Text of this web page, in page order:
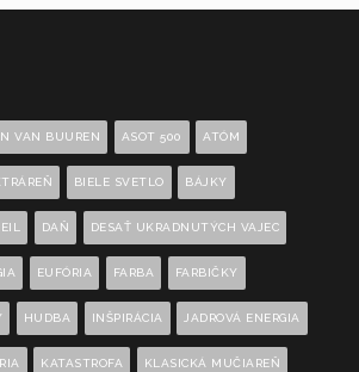
VAN BUUREN ASOT 500 ATÓM
BIELE SVETLO BÁJKY
DAŇ DESAŤ UKRADNUTÝCH VAJEC
EUFÓRIA FARBA FARBIČKY
HUDBA INŠPIRÁCIA JADROVÁ ENERGIA
KATASTROFA KLASICKÁ MUČIAREŇ